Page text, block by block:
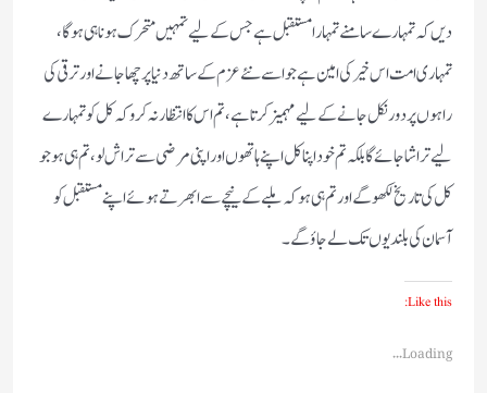
دیں کہ تمہارے سامنے تمہارا مستقبل ہے جس کے لیے تمہیں متحرک ہونا ہی ہوگا،
تمہاری امت اس خیر کی امین ہے جو اسے نئے عزم کے ساتھ دنیا پر چھا جانے اور ترقی کی
راہوں پر دور نکل جانے کے لیے مہمیز کرتا ہے، تم اس کا انتظار نہ کرو کہ کل کو تمہارے
لیے تراشا جائے گا بلکہ تم خود اپنا کل اپنے ہاتھوں اور اپنی مرضی سے تراش لو ، تم ہی ہو جو
کل کی تاریخ لکھو گے اور تم ہی ہو کہ ملبے کے نیچے سے ابھرتے ہوئے اپنے مستقبل کو
آسمان کی بلندیوں تک لے جاؤ گے۔
Like this:
Loading...